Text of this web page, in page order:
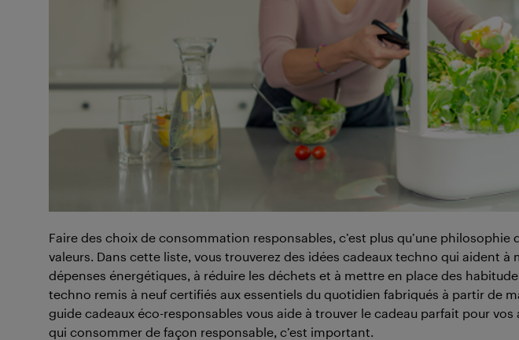
Faire des choix de consommation responsables, c’est plus qu’une philosophie
valeurs. Dans cette liste, vous trouverez des idées cadeaux techno qui aident à
dépenses énergétiques, à réduire les déchets et à mettre en place des
techno remis à neuf certifiés aux essentiels du quotidien fabriqués à partir de
guide cadeaux éco-responsables vous aide à trouver le cadeau parfait pour
qui consommer de façon responsable, c’est important.